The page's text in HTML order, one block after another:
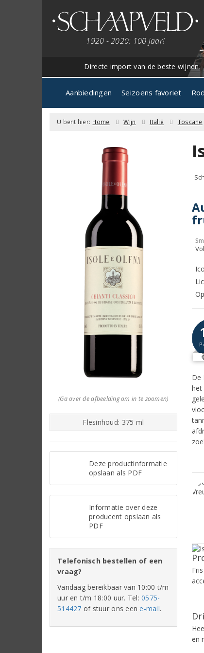
1920 - 2020: 100 jaar!
Directe import van de beste wijnen.
Aanbiedingen Seizoens favoriet
U bent hier: Home Wijn Italië Toscane
(Ga over de afbeelding om in te zoomen)
Flesinhoud: 375 ml
Deze productinformatie
opslaan als PDF
Informatie over deze
producent opslaan als
PDF
Telefonisch bestellen of een
vraag?
Vandaag bereikbaar van 10:00 t/m
uur en t/m 18:00 uur. Tel:0575-
514427 of stuur ons eene-mail.
De
het
en